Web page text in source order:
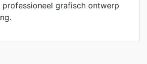
grafisch ontwerp